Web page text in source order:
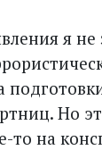
я
Но
то на